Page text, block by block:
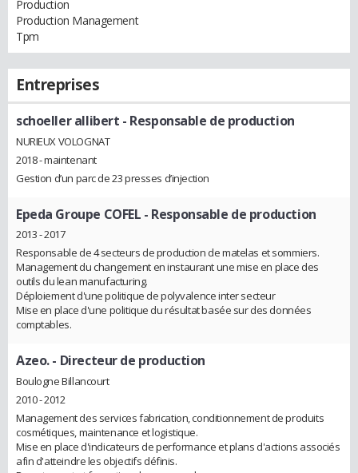
Production
Production Management
Tpm
Entreprises
schoeller allibert - Responsable de production
NURIEUX VOLOGNAT
2018 - maintenant
Gestion d’un parc de 23 presses d’injection
Epeda Groupe COFEL - Responsable de production
2013 - 2017
Responsable de 4 secteurs de production de matelas et sommiers.
Management du changement en instaurant une mise en place des
outils du lean manufacturing.
Déploiement d'une politique de polyvalence inter secteur
Mise en place d'une politique du résultat basée sur des données
comptables.
Azeo.- Directeur de production
Boulogne Billancourt
2010 - 2012
Management des services fabrication, conditionnement de produits
cosmétiques, maintenance et logistique.
Mise en place d'indicateurs de performance et plans d'actions associés
afin d'atteindre les objectifs définis.